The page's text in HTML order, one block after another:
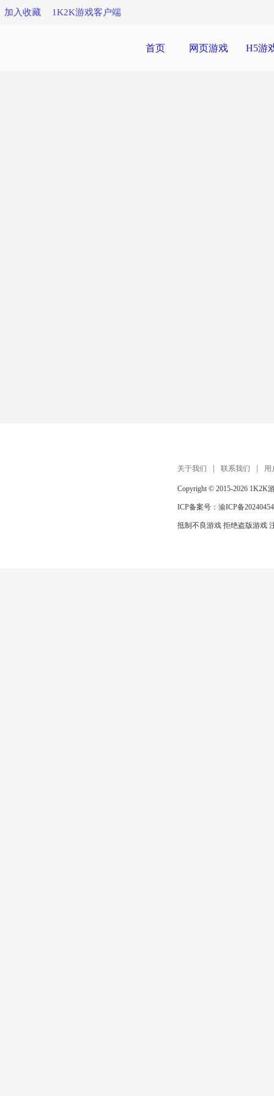
加入收藏 1K2K游戏客户端
首页 网页游戏 H5游
关于我们 联系我们 用
Copyright © 2015-2026 1K2K
ICP备案号： 渝ICP备
抵制不良游戏 拒绝盗版游戏